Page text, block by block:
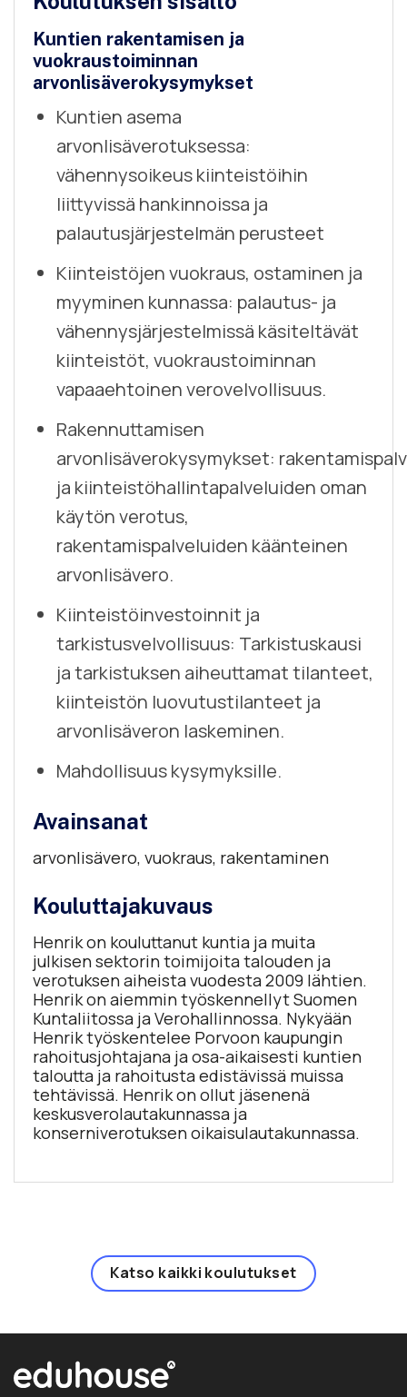
Kuntien rakentamisen ja
vuokraustoiminnan
arvonlisäverokysymykset
Kuntien asema
arvonlisäverotuksessa:
vähennysoikeus kiinteistöihin
liittyvissä hankinnoissa ja
palautusjärjestelmän perusteet
Kiinteistöjen vuokraus, ostaminen ja
myyminen kunnassa: palautus- ja
vähennysjärjestelmissä käsiteltävät
kiinteistöt, vuokraustoiminnan
vapaaehtoinen verovelvollisuus.
Rakennuttamisen
arvonlisäverokysymykset:
ja kiinteistöhallintapalveluiden oman
käytön verotus,
rakentamispalveluiden käänteinen
arvonlisävero.
Kiinteistöinvestoinnit ja
tarkistusvelvollisuus: Tarkistuskausi
ja tarkistuksen aiheuttamat tilanteet,
kiinteistön luovutustilanteet ja
arvonlisäveron laskeminen.
Mahdollisuus kysymyksille.
Avainsanat
arvonlisävero, vuokraus, rakentaminen
Kouluttajakuvaus
Henrik on kouluttanut kuntia ja muita
julkisen sektorin toimijoita talouden ja
verotuksen aiheista vuodesta 2009 lähtien.
Henrik on aiemmin työskennellyt Suomen
Kuntaliitossa ja Verohallinnossa. Nykyään
Henrik työskentelee Porvoon kaupungin
rahoitusjohtajana ja osa-aikaisesti kuntien
taloutta ja rahoitusta edistävissä muissa
tehtävissä. Henrik on ollut jäsenenä
keskusverolautakunnassa ja
konserniverotuksen oikaisulautakunnassa.
Katso kaikki koulutukset